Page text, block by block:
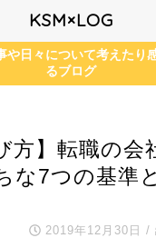
KSM×LOG
や日々について考えたり
るブログ
方】転職の会
な7つの基準
2019年12月30日 /